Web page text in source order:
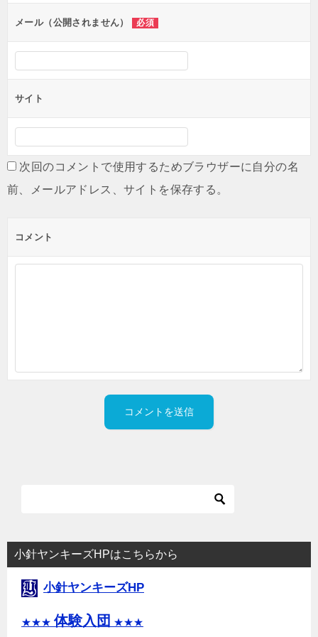
ンメール（公開されません） 必須
サイト
次回のコメントで使用するためブラウザーに自分の名
前、メールアドレス、サイトを保存する。
コメント
小針ヤンキーズHPはこちらから
小針ヤンキーズHP
★★★ 体験入団 ★★★